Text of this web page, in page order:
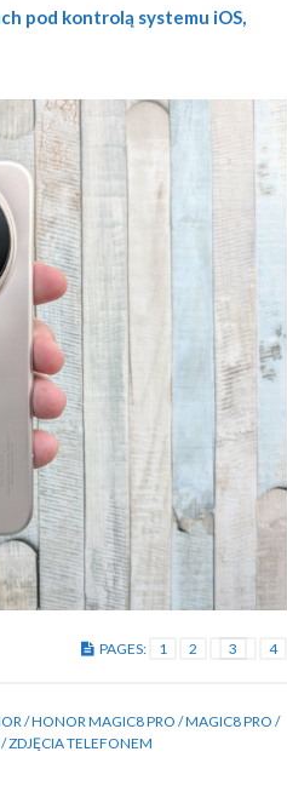
pod kontrolą systemu iOS,
PAGES: 1 2 3 4
/HONOR MAGIC8 PRO /MAGIC8 PRO /
/ZDJĘCIA TELEFONEM